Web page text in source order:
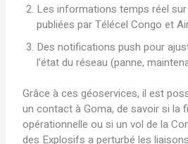
Les informations temps réel
publiées par Télécel Congo et
Des notifications push pour
l’état du réseau (panne,
Grâce à ces géoservices, il est
un contact à Goma, de savoir si la
opérationnelle ou si un vol de la
des Explosifs a perturbé les